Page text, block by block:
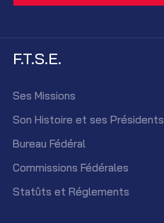
F.T.S.E.
Ses Missions
Son Histoire et ses Présidents
Bureau Fédéral
Commissions Fédérales
Statûts et Réglements